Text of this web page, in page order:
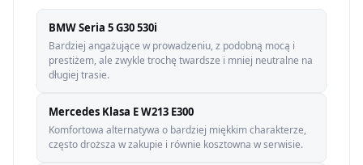
BMW Seria 5 G30 530i
Bardziej angażujące w prowadzeniu, z podobną mocą i
prestiżem, ale zwykle trochę twardsze i mniej neutralne na
długiej trasie.
Mercedes Klasa E W213 E300
Komfortowa alternatywa o bardziej miękkim charakterze,
często droższa w zakupie i równie kosztowna w serwisie.